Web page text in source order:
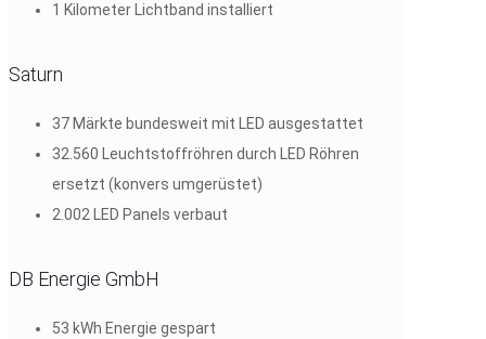
1 Kilometer Lichtband installiert
Saturn
37 Märkte bundesweit mit LED ausgestattet
32.560 Leuchtstoffröhren durch LED Röhren
ersetzt (konvers umgerüstet)
2.002 LED Panels verbaut
DB Energie GmbH
53 kWh Energie gespart